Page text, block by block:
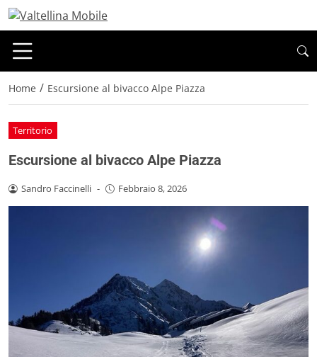
Home / Escursione al bivacco Alpe Piazza
Territorio
Escursione al bivacco Alpe Piazza
Sandro Faccinelli - Febbraio 8, 2026